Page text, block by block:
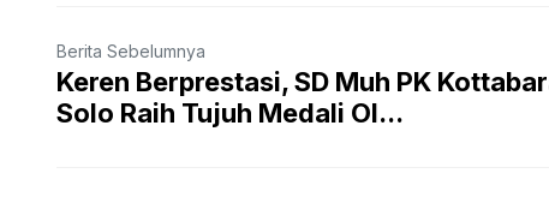
Berita Sebelumnya
Keren Berprestasi, SD Muh PK
Solo Raih Tujuh Medali Ol...